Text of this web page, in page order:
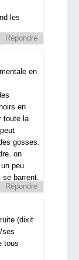
les
Répondre
en
en
toute la
gosses.
on
peu
barrent.
Répondre
(dixit
ses
tous